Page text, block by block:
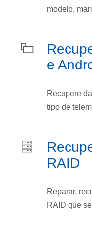
modelo,
e
Recupere
tipo de
RAID
Reparar,
RAID que